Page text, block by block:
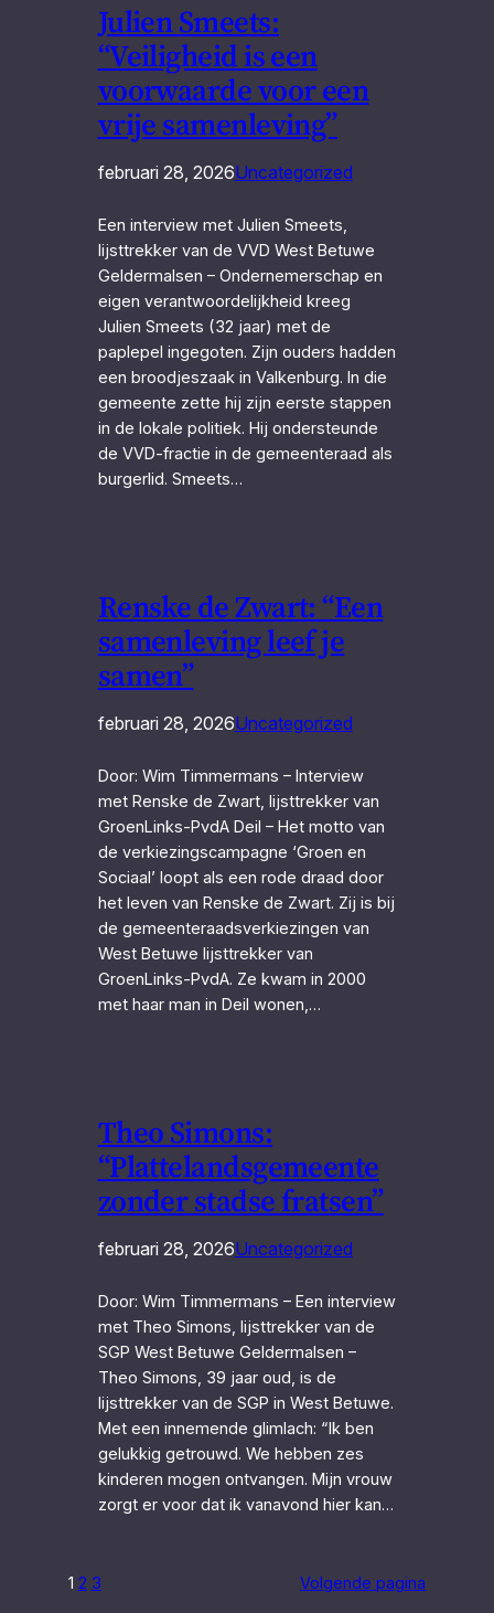
Julien Smeets:
“Veiligheid is een
voorwaarde voor een
vrije samenleving”
februari 28, 2026Uncategorized
Een interview met Julien Smeets,
lijsttrekker van de VVD West Betuwe
Geldermalsen – Ondernemerschap en
eigen verantwoordelijkheid kreeg
Julien Smeets (32 jaar) met de
paplepel ingegoten. Zijn ouders hadden
een broodjeszaak in Valkenburg. In die
gemeente zette hij zijn eerste stappen
in de lokale politiek. Hij ondersteunde
de VVD-fractie in de gemeenteraad als
burgerlid. Smeets…
Renske de Zwart: “Een
samenleving leef je
samen”
februari 28, 2026Uncategorized
Door: Wim Timmermans – Interview
met Renske de Zwart, lijsttrekker van
GroenLinks-PvdA Deil – Het motto van
de verkiezingscampagne ‘Groen en
Sociaal’ loopt als een rode draad door
het leven van Renske de Zwart. Zij is bij
de gemeenteraadsverkiezingen van
West Betuwe lijsttrekker van
GroenLinks-PvdA. Ze kwam in 2000
met haar man in Deil wonen,…
Theo Simons:
“Plattelandsgemeente
zonder stadse fratsen”
februari 28, 2026Uncategorized
Door: Wim Timmermans – Een interview
met Theo Simons, lijsttrekker van de
SGP West Betuwe Geldermalsen –
Theo Simons, 39 jaar oud, is de
lijsttrekker van de SGP in West Betuwe.
Met een innemende glimlach: “Ik ben
gelukkig getrouwd. We hebben zes
kinderen mogen ontvangen. Mijn vrouw
zorgt er voor dat ik vanavond hier kan…
1 2 3 Volgende pagina